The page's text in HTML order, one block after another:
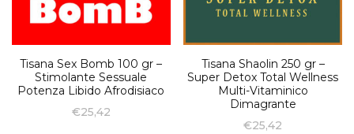
Tisana Sex Bomb 100 gr –
Stimolante Sessuale
Potenza Libido Afrodisiaco
€25,42
Tisana Shaolin 250 gr –
Super Detox Total Wellness
Multi-Vitaminico
Dimagrante
€25,42